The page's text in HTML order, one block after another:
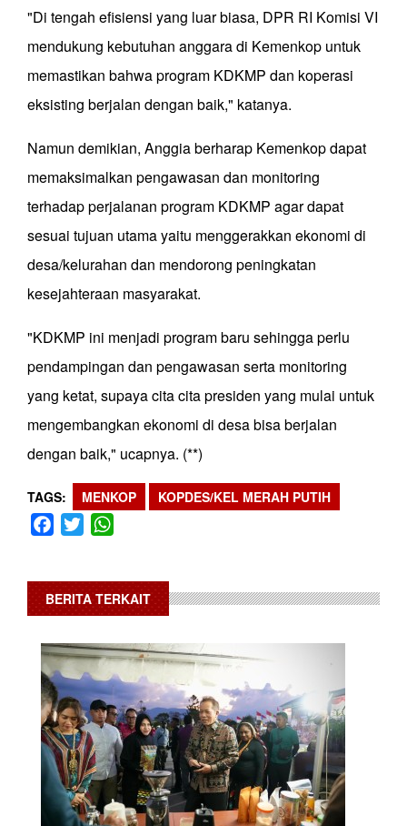
"Di tengah efisiensi yang luar biasa, DPR RI Komisi VI
mendukung kebutuhan anggara di Kemenkop untuk
memastikan bahwa program KDKMP dan koperasi
eksisting berjalan dengan baik," katanya.
Namun demikian, Anggia berharap Kemenkop dapat
memaksimalkan pengawasan dan monitoring
terhadap perjalanan program KDKMP agar dapat
sesuai tujuan utama yaitu menggerakkan ekonomi di
desa/kelurahan dan mendorong peningkatan
kesejahteraan masyarakat.
"KDKMP ini menjadi program baru sehingga perlu
pendampingan dan pengawasan serta monitoring
yang ketat, supaya cita cita presiden yang mulai untuk
mengembangkan ekonomi di desa bisa berjalan
dengan baik," ucapnya. (**)
TAGS MENKOP KOPDES/KEL MERAH PUTIH
Facebook
Twitter
BERITA TERKAIT